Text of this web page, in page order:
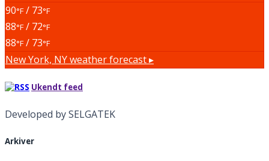
90°F/ 73°F
88°F/ 72°F
88°F/ 73°F
New York, NYweather forecast ▸
Ukendt feed
Developed by SELGATEK
Arkiver